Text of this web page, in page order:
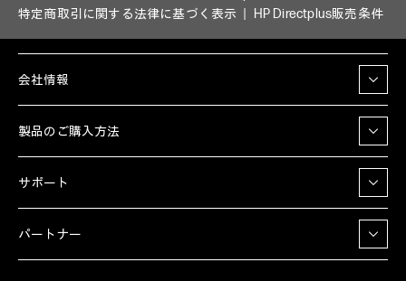
特定商取引に関する法律に基づく表示
HP Directplus販売条件
会社情報
製品のご購入方法
サポート
パートナー